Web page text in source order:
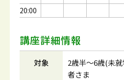
20:00
講座詳細情報
対象
2歳半～6歳(未
者さま